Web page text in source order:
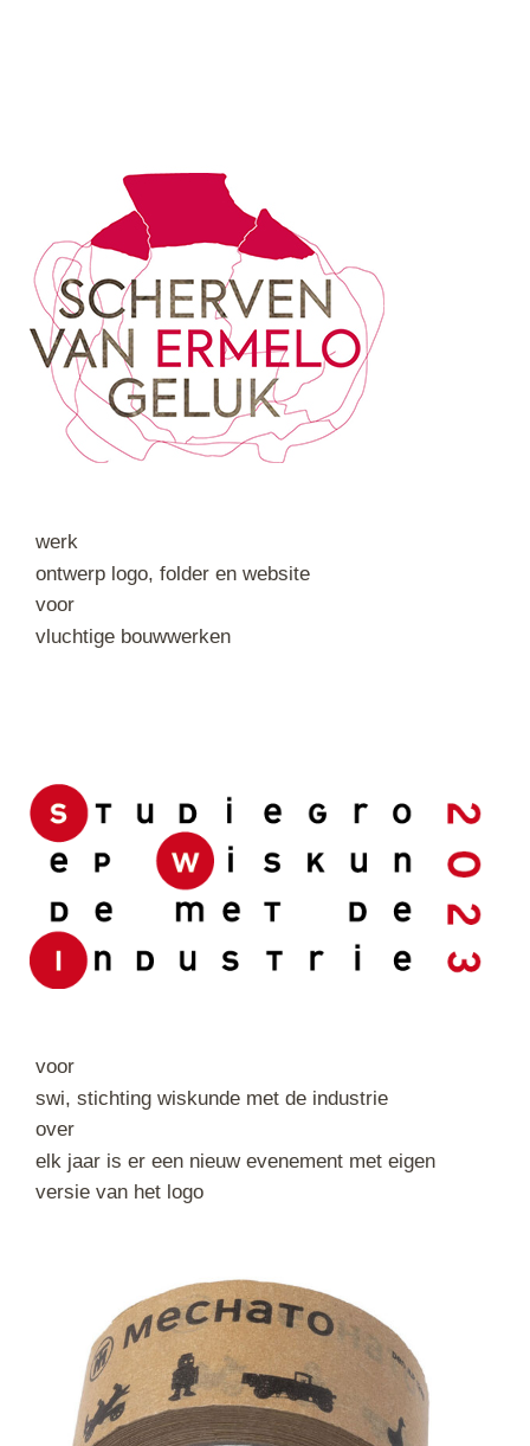
werk
ontwerp logo, folder en website
voor
vluchtige bouwwerken
voor
swi, stichting wiskunde met de industrie
over
elk jaar is er een nieuw evenement met eigen
versie van het logo